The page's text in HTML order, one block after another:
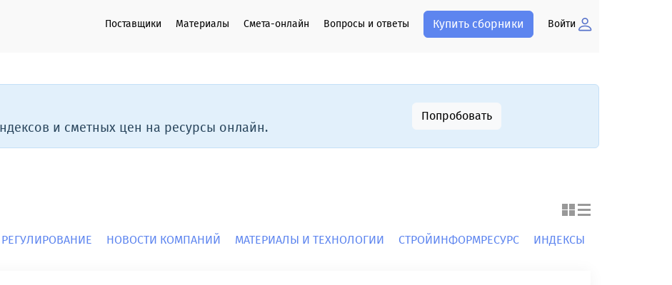
Поставщики Материалы Смета-онлайн Вопросы и ответы Купить сборники Войти
и сметных цен на ресурсы онлайн.
Попробовать
РЕГУЛИРОВАНИЕ НОВОСТИ КОМПАНИЙ МАТЕРИАЛЫ И ТЕХНОЛОГИИ СТРОЙИНФОРМРЕСУРС
ИНДЕКСЫ